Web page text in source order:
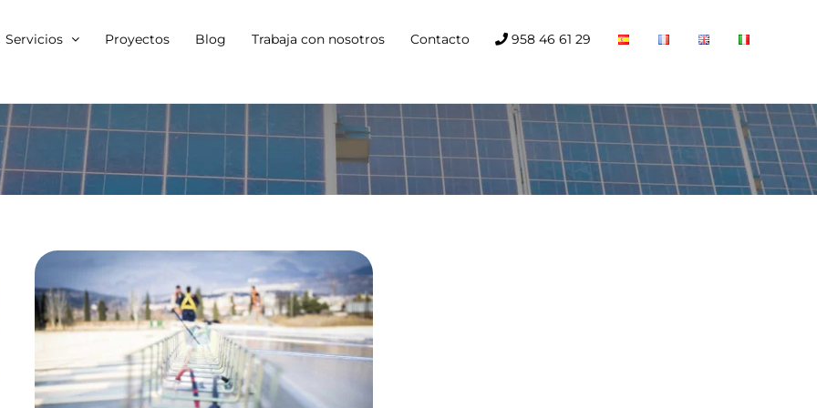
Servicios Proyectos Blog Trabaja con nosotros Contacto 958 46 61 29
La energía solar
fotovoltaica, el
autoconsumo y sus